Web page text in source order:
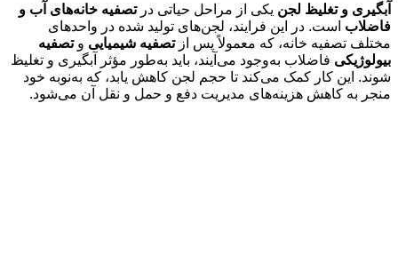
آبگیری و تغلیظ لجن یکی از مراحل حیاتی درتصفیه خانه‌های آب و
فاضلاب است. در این فرایند، لجن‌های تولید شده در واحدهای
مختلف تصفیه خانه، که معمولاً پس ازتصفیه شیمیایی وتصفیه
بیولوژیکی فاضلاب به‌وجود می‌آیند، باید به‌طور مؤثر آبگیری و تغلیظ
شوند. این کار کمک می‌کند تا حجم لجن کاهش یابد، که به‌نوبه خود
منجر به کاهش هزینه‌های مدیریت دفع و حمل و نقل آن می‌شود.